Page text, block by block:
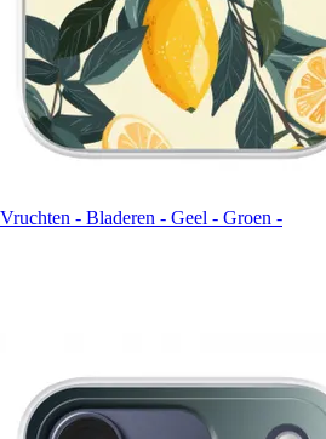
- Bladeren - Geel - Groen -